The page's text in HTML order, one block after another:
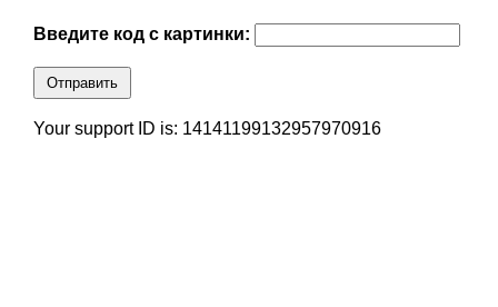
Введите код с картинки:
Отправить
Your support ID is: 14141199132957970916